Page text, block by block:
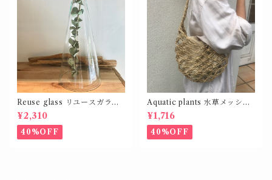
Reuse glass リユースガラス
カバー コーン シェイプ L
¥2,310
40%OFF
Aquatic plants 水草メッシュ
バッグ
¥1,716
40%OFF